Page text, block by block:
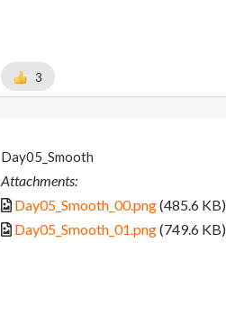
3
Day05_Smooth
Attachments:
Day05_Smooth_00.png(485.6 KB)
Day05_Smooth_01.png(749.6 KB)